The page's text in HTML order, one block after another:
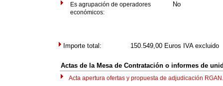
Es agrupación de operadores
económicos:
No
Importe total: 150.549,00 Euros IVA excluido
Actas de la Mesa de Contratación o informes de
Acta apertura ofertas y propuesta de adjudicación